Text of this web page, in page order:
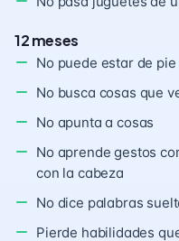
12 meses
No puede estar de
No busca cosas que
No apunta a cosas
No aprende gestos
con la cabeza
No dice palabras
Pierde habilidades